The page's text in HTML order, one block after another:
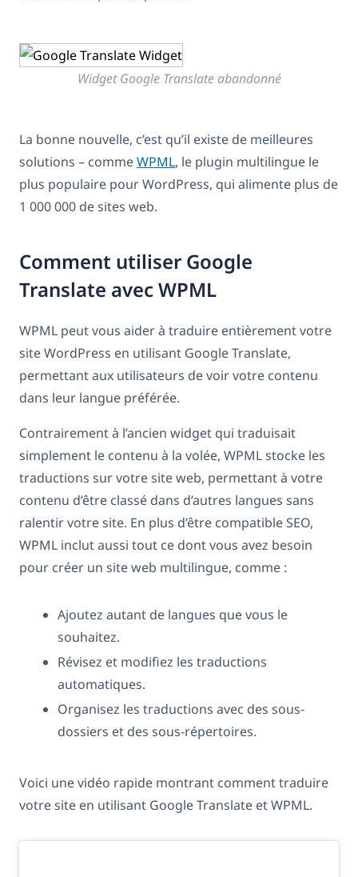
Widget Google Translate abandonné
La bonne nouvelle, c’est qu’il existe de meilleures
solutions – commeWPML, le plugin multilingue le
plus populaire pour WordPress, qui alimente plus de
1 000 000 de sites web.
Comment utiliser Google
Translate avec WPML
WPML peut vous aider à traduire entièrement votre
site WordPress en utilisant Google Translate,
permettant aux utilisateurs de voir votre contenu
dans leur langue préférée.
Contrairement à l’ancien widget qui traduisait
simplement le contenu à la volée, WPML stocke les
traductions sur votre site web, permettant à votre
contenu d’être classé dans d’autres langues sans
ralentir votre site. En plus d’être compatible SEO,
WPML inclut aussi tout ce dont vous avez besoin
pour créer un site web multilingue, comme :
Ajoutez autant de langues que vous le
souhaitez.
Révisez et modifiez les traductions
automatiques.
Organisez les traductions avec des sous-
dossiers et des sous-répertoires.
Voici une vidéo rapide montrant comment traduire
votre site en utilisant Google Translate et WPML.